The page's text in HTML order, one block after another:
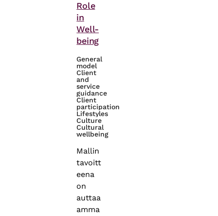
Role
in
Well-
being
General
model
Client
and
service
guidance
Client
participation
Lifestyles
Culture
Cultural
wellbeing
Mallin
tavoitt
eena
on
auttaa
amma